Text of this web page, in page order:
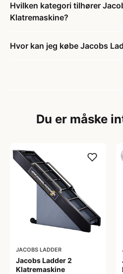
Hvilken kategori tilhører
Klatremaskine?
Hvor kan jeg købe Jacobs
Du er måske
JACOBS LADDER
Jacobs Ladder 2
Klatremaskine